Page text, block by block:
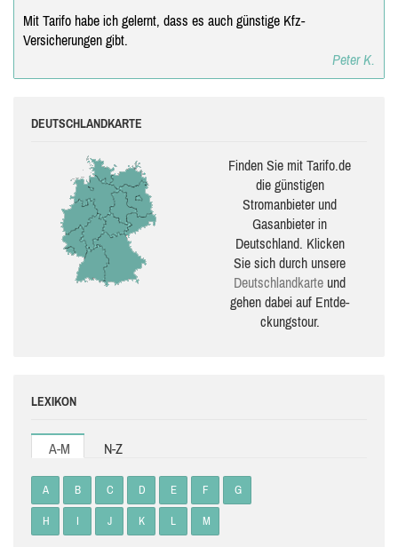
Mit Tarifo habe ich gelernt, dass es auch günstige Kfz-
Versicherungen gibt.
Peter K.
DEUTSCHLANDKARTE
Finden Sie mit Tarifo.de
die güns­ti­gen
Stromanbieter und
Gasanbieter in
Deutschland. Klicken
Sie sich durch unsere
Deutsch­land­karte und
gehen dabei auf Ent­de­
ckungs­tour.
LEXIKON
A-M N-Z
A B C D E F G
H I J K L M